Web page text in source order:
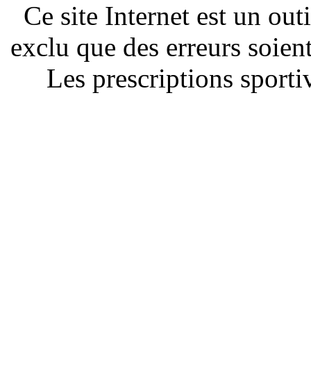
Ce site Internet est un
exclu que des erreurs
Les prescriptions